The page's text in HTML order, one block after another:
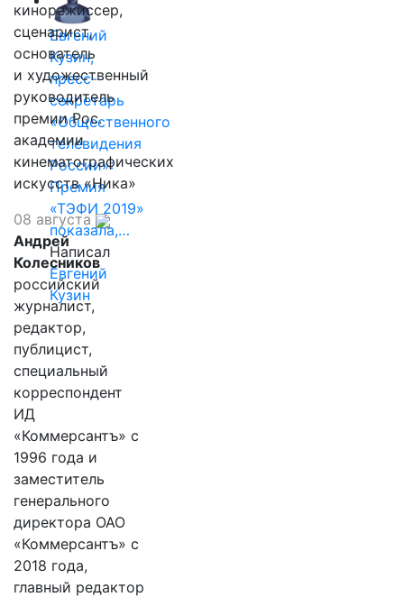
Евгений
Кузин,
пресс-
секретарь
«Общественного
телевидения
России»:
Премия
«ТЭФИ 2019»
показала,…
Написал
Евгений
Кузин
кинорежиссер,
сценарист,
основатель
и художественный
руководитель
премии Рос.
академии
кинематографических
искусств «Ника»
08 августа
Андрей
Колесников
российский
журналист,
редактор,
публицист,
специальный
корреспондент
ИД
«Коммерсантъ» с
1996 года и
заместитель
генерального
директора ОАО
«Коммерсантъ» с
2018 года,
главный редактор